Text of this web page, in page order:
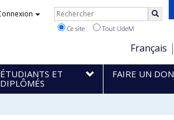
Choix
de
la
langue
Français
Rechercher
Ce site Tout UdeM
ÉTUDIANTS ET
DIPLÔMÉS
FAIRE UN DON